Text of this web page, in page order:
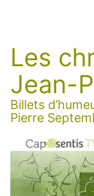
Les
Jean-
Billets
Pierre